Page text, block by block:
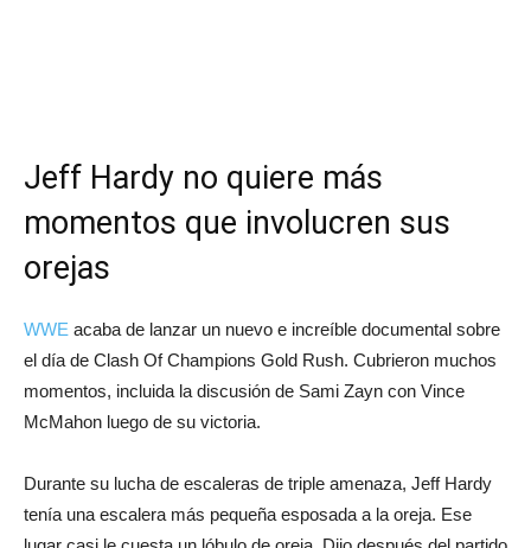
Jeff Hardy no quiere más
momentos que involucren sus
orejas
WWE acaba de lanzar un nuevo e increíble documental sobre
el día de Clash Of Champions Gold Rush. Cubrieron muchos
momentos, incluida la discusión de Sami Zayn con Vince
McMahon luego de su victoria.
Durante su lucha de escaleras de triple amenaza, Jeff Hardy
tenía una escalera más pequeña esposada a la oreja. Ese